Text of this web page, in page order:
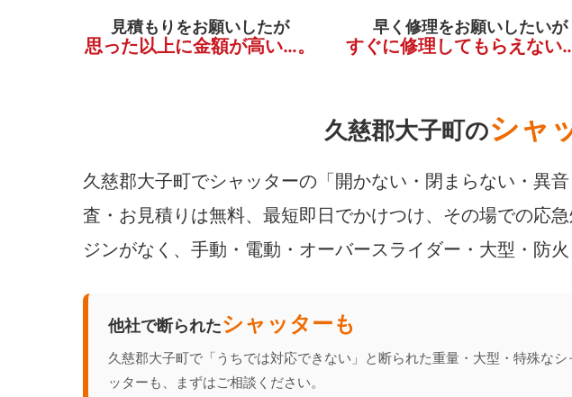
見積もりをお願いしたが
思った以上に金額が高い…。
早く修理をお願いしたいが
すぐに修理してもらえない…
久慈郡大子町のシャ
久慈郡大子町でシャッターの「開かない・閉まらない・異
査・お見積りは無料、最短即日でかけつけ、その場での応
ジンがなく、手動・電動・オーバースライダー・大型・防
他社で断られたシャッターも
久慈郡大子町で「うちでは対応できない」と断られた重量・大型・特殊なシ
ッターも、まずはご相談ください。